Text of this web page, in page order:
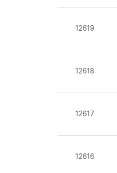
12619
12618
12617
12616